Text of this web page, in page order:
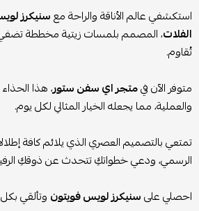
استكشفي عالم الأناقة والراحة معسنيكرز
الفلات، المصمم بلمسات زيتية مخططة تضفي
تُقاوم.
متوفر الآن فيمتجر اي سفن ستور، هذا
والعملية، مما يجعله الخيار المثالي لكل يوم.
تمتعي بالتصميم العصري الذي يلائم كافة
الرسمي، ودعي خطواتكِ تتحدث عن ذوقكِ
احصلي علىسنيكرز لويس فويتون وتألقي